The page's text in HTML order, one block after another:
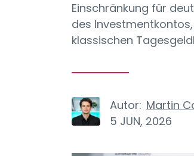
Einschränkung für
des
klassischen
Autor: Martin
5 JUN, 2026